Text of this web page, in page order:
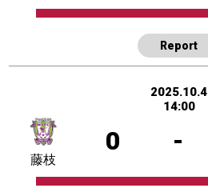
Report
2025.10.4
14:00
0 -
藤枝